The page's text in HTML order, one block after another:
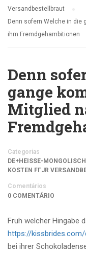
Versandbestellbraut
Denn sofern Welche in die
ihm Fremdgehambitionen
Denn
gange
Mitglied
Categorias
DE+HEISSE-
KOSTEN FГЈR
Comentários
0 COMENTÁRIO
Fruh welcher Hingabe
https://
bei ihrer